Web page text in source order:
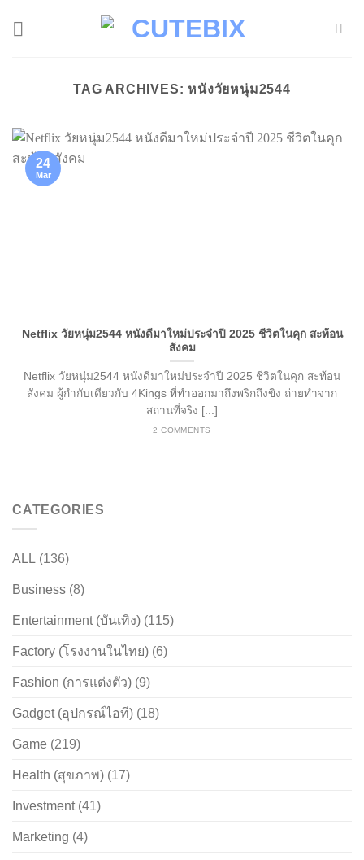
TAG ARCHIVES: หนังวัยหนุ่ม2544
Netflix วัยหนุ่ม2544 หนังดีมาใหม่ประจำปี 2025 ชีวิตในคุก สะท้อน
สังคม
Netflix วัยหนุ่ม2544 หนังดีมาใหม่ประจำปี 2025 ชีวิตในคุก สะท้อน
สังคม ผู้กำกับเดียวกับ 4Kings ที่ทำออกมาถึงพริกถึงขิง ถ่ายทำจาก
สถานที่จริง [...]
2 COMMENTS
24
Mar
CATEGORIES
ALL (136)
Business (8)
Entertainment (บันเทิง) (115)
Factory (โรงงานในไทย) (6)
Fashion (การแต่งตัว) (9)
Gadget (อุปกรณ์ไอที) (18)
Game (219)
Health (สุขภาพ) (17)
Investment(41)
Marketing (4)